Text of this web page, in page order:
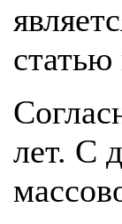
лет. С